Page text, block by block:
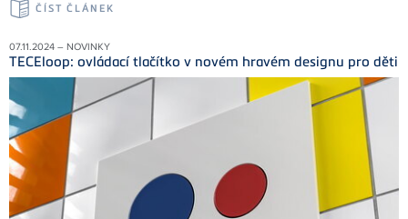
ČÍST ČLÁNEK
07.11.2024 – NOVINKY
TECEloop: ovládací tlačítko v novém hravém designu pro děti